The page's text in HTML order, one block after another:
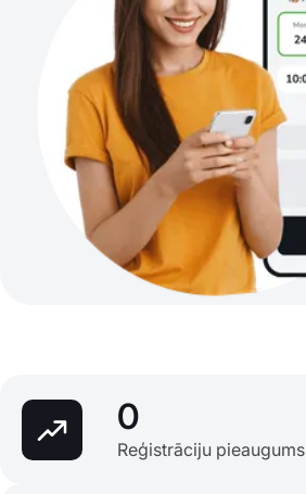
0
Reģistrāciju pieaugums